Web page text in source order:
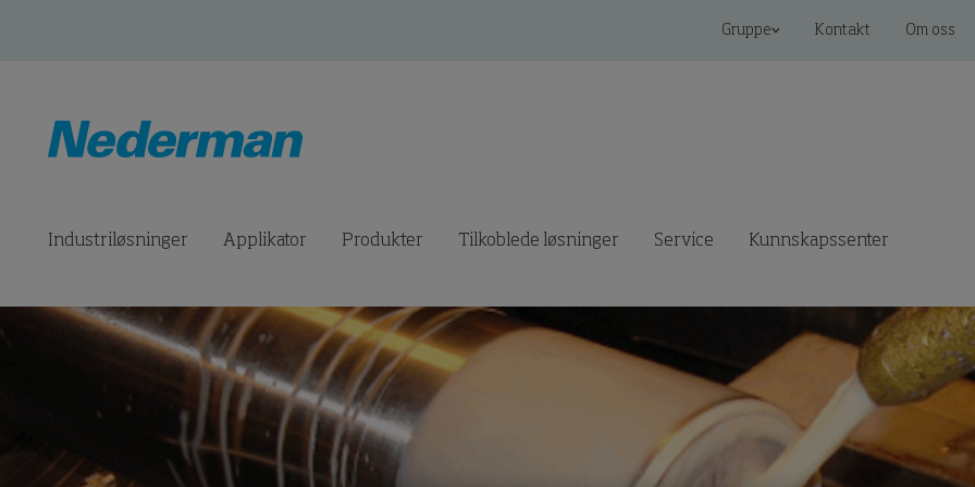
Gruppe Kontakt Om oss
Industriløsninger Applikator Produkter Tilkoblede løsninger Service Kunnskapssenter